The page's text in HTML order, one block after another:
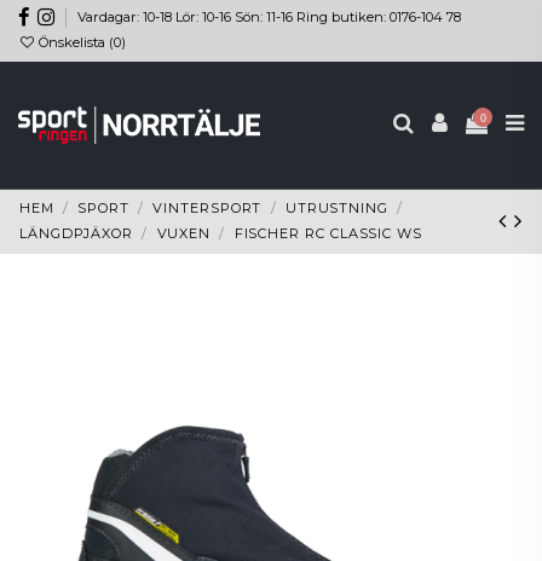
Vardagar: 10-18 Lör: 10-16 Sön: 11-16 Ring butiken: 0176-104 78
Önskelista (0)
0
HEM SPORT VINTERSPORT
UTRUSTNING
LÄNGDPJÄXOR
VUXEN FISCHER RC CLASSIC WS